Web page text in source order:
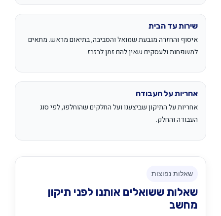
שירות עד הבית
איסוף והחזרה מגבעת שמואל והסביבה, בתיאום מראש. מתאים
למשפחות ולעסקים שאין להם זמן לבזבז.
אחריות על העבודה
אחריות על התיקון שביצענו ועל החלקים שהוחלפו, לפי סוג
העבודה והחלק.
שאלות נפוצות
שאלות ששואלים אותנו לפני תיקון
מחשב